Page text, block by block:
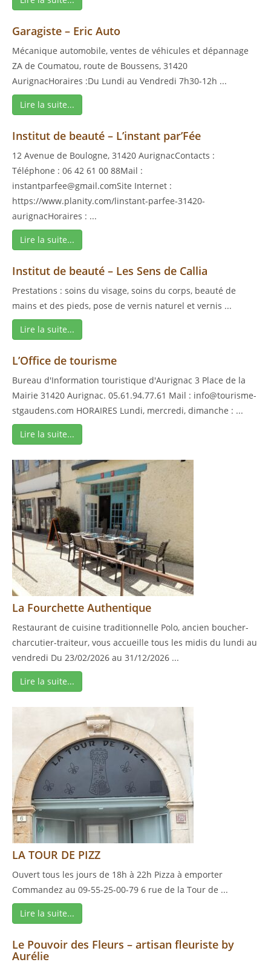
Garagiste – Eric Auto
Mécanique automobile, ventes de véhicules et dépannage
ZA de Coumatou, route de Boussens, 31420
AurignacHoraires :Du Lundi au Vendredi 7h30-12h ...
Lire la suite...
Institut de beauté – L’instant par’Fée
12 Avenue de Boulogne, 31420 AurignacContacts :
Téléphone : 06 42 61 00 88Mail :
instantparfee@gmail.comSite Internet :
https://www.planity.com/linstant-parfee-31420-
aurignacHoraires : ...
Lire la suite...
Institut de beauté – Les Sens de Callia
Prestations : soins du visage, soins du corps, beauté de
mains et des pieds, pose de vernis naturel et vernis ...
Lire la suite...
L’Office de tourisme
Bureau d'Information touristique d'Aurignac 3 Place de la
Mairie 31420 Aurignac. 05.61.94.77.61 Mail : info@tourisme-
stgaudens.com HORAIRES Lundi, mercredi, dimanche : ...
Lire la suite...
La Fourchette Authentique
Restaurant de cuisine traditionnelle Polo, ancien boucher-
charcutier-traiteur, vous accueille tous les midis du lundi au
vendredi Du 23/02/2026 au 31/12/2026 ...
Lire la suite...
LA TOUR DE PIZZ
Ouvert tous les jours de 18h à 22h Pizza à emporter
Commandez au 09-55-25-00-79 6 rue de la Tour de ...
Lire la suite...
Le Pouvoir des Fleurs – artisan fleuriste by
Aurélie